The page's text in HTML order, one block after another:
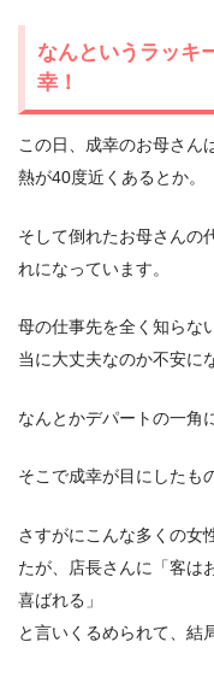
なんというラッキ
幸！
この日、成幸のお母さん
熱が40度近くあるとか。
そして倒れたお母さんの
れになっています。
母の仕事先を全く知らな
当に大丈夫なのか不安に
なんとかデパートの一角
そこで成幸が目にしたも
さすがにこんな多くの女
たが、店長さんに「客は
喜ばれる」
と言いくるめられて、結